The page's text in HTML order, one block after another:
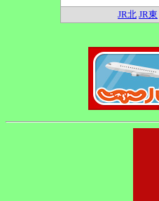
JR北 JR東